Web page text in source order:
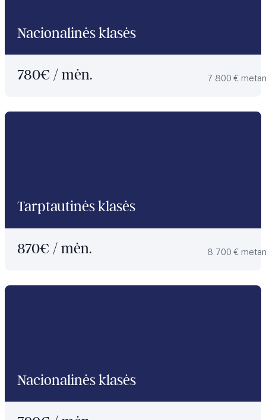
Nacionalinės klasės
780€ / mėn. 7 800 €
Tarptautinės klasės
870€ / mėn. 8 700 €
Nacionalinės klasės